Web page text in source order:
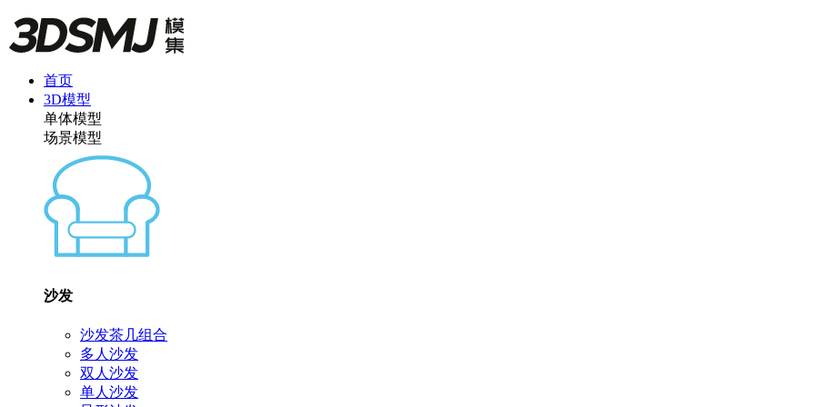
首页
3D模型
单体模型
场景模型
沙发
沙发茶几组合
多人沙发
双人沙发
单人沙发